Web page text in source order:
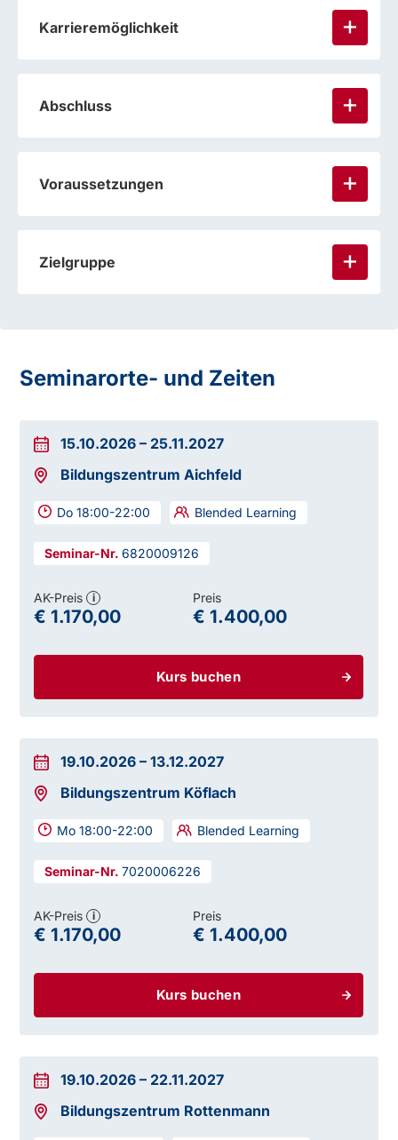
Karrieremöglichkeit
Abschluss
Voraussetzungen
Zielgruppe
Seminarorte- und Zeiten
15.10.2026 – 25.11.2027
Bildungszentrum Aichfeld
Do 18:00-22:00 Blended Learning
6820009126
Kurs buchen
AK-Preis i
€ 1.170,00
Preis
€ 1.400,00
19.10.2026 –13.12.2027
Bildungszentrum Köflach
Mo 18:00-22:00 Blended Learning
7020006226
Kurs buchen
AK-Preis i
€ 1.170,00
Preis
€ 1.400,00
19.10.2026 – 22.11.2027
Bildungszentrum Rottenmann